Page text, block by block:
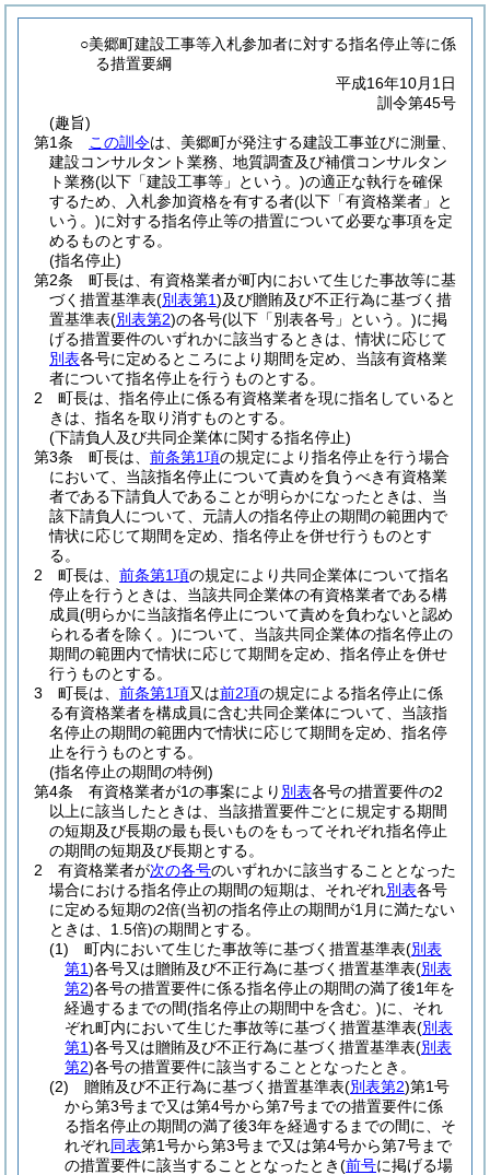
○美郷町建設工事等入札参加者に対する指名停止等に係
る措置要綱
平成16年10月1日
訓令第45号
(趣旨)
第1条
この訓令は、美郷町が発注する建設工事並びに測量、
建設コンサルタント業務、地質調査及び補償コンサルタン
ト業務(以下「建設工事等」という。)の適正な執行を確保
するため、入札参加資格を有する者(以下「有資格業者」と
いう。)に対する指名停止等の措置について必要な事項を定
めるものとする。
(指名停止)
第2条
町長は、有資格業者が町内において生じた事故等に基
づく措置基準表(別表第1)及び贈賄及び不正行為に基づく措
置基準表(別表第2)の各号(以下「別表各号」という。)に掲
げる措置要件のいずれかに該当するときは、情状に応じて
別表各号に定めるところにより期間を定め、当該有資格業
者について指名停止を行うものとする。
2
町長は、指名停止に係る有資格業者を現に指名していると
きは、指名を取り消すものとする。
(下請負人及び共同企業体に関する指名停止)
第3条
町長は、 前条第1項の規定により指名停止を行う場合
において、当該指名停止について責めを負うべき有資格業
者である下請負人であることが明らかになったときは、当
該下請負人について、元請人の指名停止の期間の範囲内で
情状に応じて期間を定め、指名停止を併せ行うものとす
る。
2
町長は、 前条第1項の規定により共同企業体について指名
停止を行うときは、当該共同企業体の有資格業者である構
成員(明らかに当該指名停止について責めを負わないと認め
られる者を除く。)について、当該共同企業体の指名停止の
期間の範囲内で情状に応じて期間を定め、指名停止を併せ
行うものとする。
3
町長は、 前条第1項又は前2項の規定による指名停止に係
る有資格業者を構成員に含む共同企業体について、当該指
名停止の期間の範囲内で情状に応じて期間を定め、指名停
止を行うものとする。
(指名停止の期間の特例)
第4条
有資格業者が1の事案により 別表各号の措置要件の2
以上に該当したときは、当該措置要件ごとに規定する期間
の短期及び長期の最も長いものをもってそれぞれ指名停止
の期間の短期及び長期とする。
2
有資格業者が次の各号のいずれかに該当することとなった
場合における指名停止の期間の短期は、それぞれ別表各号
に定める短期の2倍(当初の指名停止の期間が1月に満たない
ときは、1.5倍)の期間とする。
(1)
町内において生じた事故等に基づく措置基準表(別表
第1)各号又は贈賄及び不正行為に基づく措置基準表(別表
第2)各号の措置要件に係る指名停止の期間の満了後1年を
経過するまでの間(指名停止の期間中を含む。)に、それ
ぞれ町内において生じた事故等に基づく措置基準表(別表
第1)各号又は贈賄及び不正行為に基づく措置基準表(別表
第2)各号の措置要件に該当することとなったとき。
(2)
贈賄及び不正行為に基づく措置基準表(別表第2)第1号
から第3号まで又は第4号から第7号までの措置要件に係
る指名停止の期間の満了後3年を経過するまでの間に、そ
れぞれ同表第1号から第3号まで又は第4号から第7号まで
の措置要件に該当することとなったとき(前号に掲げる場